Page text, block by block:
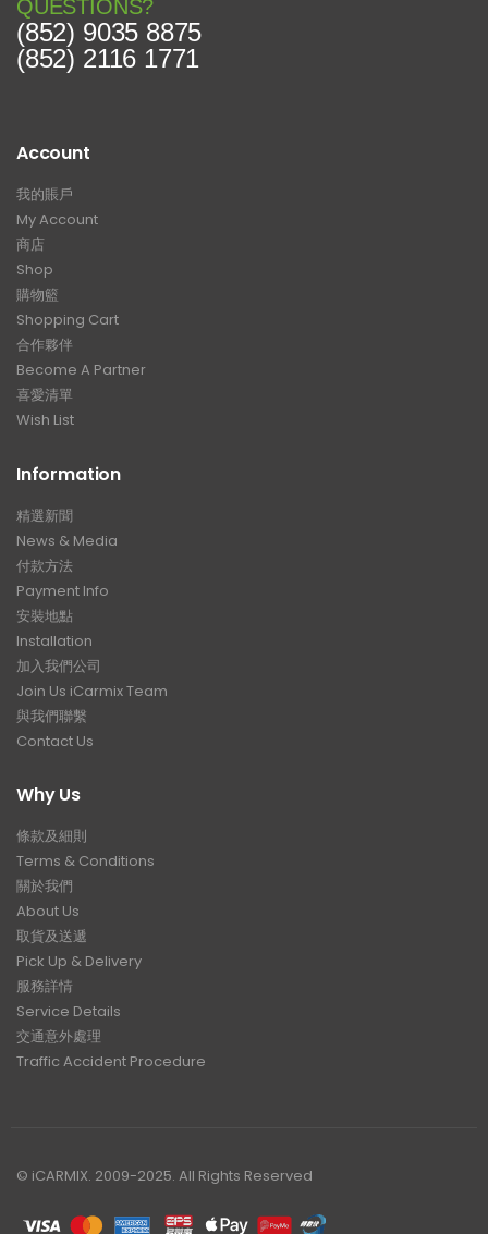
(852) 9035 8875
(852) 2116 1771
My Account
商店
Shop
購物籃
Shopping Cart
合作夥伴
Become A Partner
喜愛清單
Wish List
News & Media
付款方法
Payment Info
安裝地點
Installation
加入我們公司
Join Us iCarmix Team
與我們聯繫
Contact Us
Terms & Conditions
關於我們
About Us
取貨及送遞
Pick Up & Delivery
服務詳情
Service Details
交通意外處理
Traffic Accident Procedure